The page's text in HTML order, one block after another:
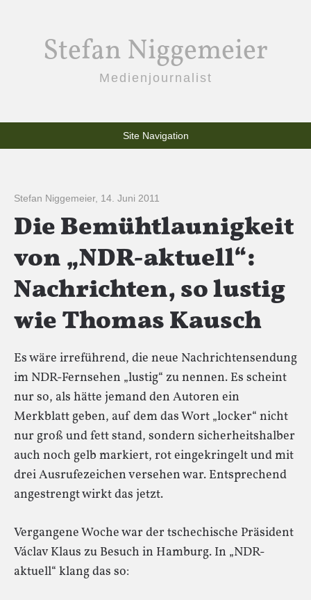
Stefan Niggemeier
Medienjournalist
Site Navigation
Stefan Niggemeier, 14. Juni 2011
Die Bemühtlaunigkeit
von „NDR-aktuell“:
Nachrichten, so lustig
wie Thomas Kausch
Es wäre irreführend, die neue Nachrichtensendung
im NDR-Fernsehen „lustig“ zu nennen. Es scheint
nur so, als hätte jemand den Autoren ein
Merkblatt geben, auf dem das Wort „locker“ nicht
nur groß und fett stand, sondern sicherheitshalber
auch noch gelb markiert, rot eingekringelt und mit
drei Ausrufezeichen versehen war. Entsprechend
angestrengt wirkt das jetzt.
Vergangene Woche war der tschechische Präsident
Václav Klaus zu Besuch in Hamburg. In „NDR-
aktuell“ klang das so: